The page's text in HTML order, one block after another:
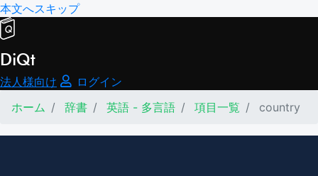
本文へスキップ
DiQt
法人様向け
ログイン
ホーム
辞書 英語 - 多言語 項目一覧 country